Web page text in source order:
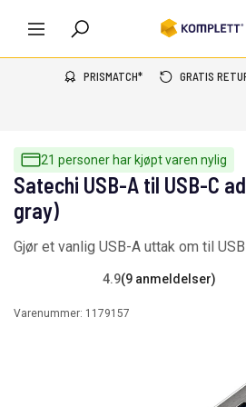
PRISMATCH* GRATIS
21 personer har kjøpt varen nylig
Satechi USB-A til USB-C
gray)
Gjør et vanlig USB-A uttak om til
4.9(9 anmeldelser)
Varenummer: 1179157